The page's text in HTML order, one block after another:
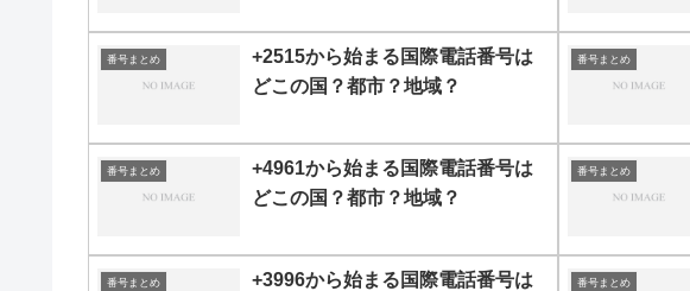
番号まとめ
+2515から始まる国際電話番号は
どこの国？都市？地域？
番号まとめ
番号まとめ
+4961から始まる国際電話番号は
どこの国？都市？地域？
番号まとめ
番号まとめ
+3996から始まる国際電話番号は
番号まとめ